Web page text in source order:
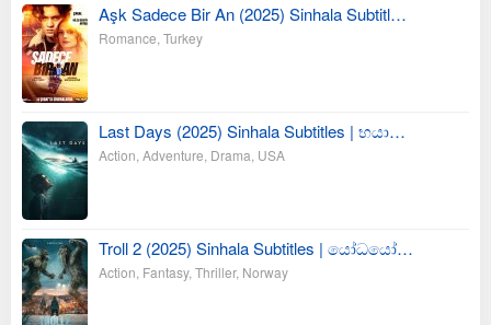
Aşk Sadece Bir An (2025) Sinhala Subtitl…
Romance Turkey
Last Days (2025) Sinhala Subtitles | භයා…
Action Adventure Drama USA
Troll 2 (2025) Sinhala Subtitles | යෝධයෝ…
Action Fantasy, Thriller, Norway